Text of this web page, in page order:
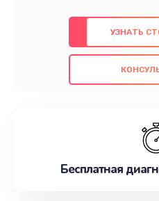
предлагаем быстрый и
использованием
также гарантируем
проведенных работ.
обслуживание,
наилучшим образом. Не
УЗНАТЬ
Бесплатная